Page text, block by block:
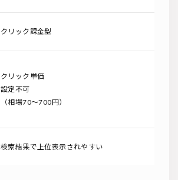
クリック課金型
クリック単価
設定不可
（相場70～700円）
検索結果で上位表示されやすい